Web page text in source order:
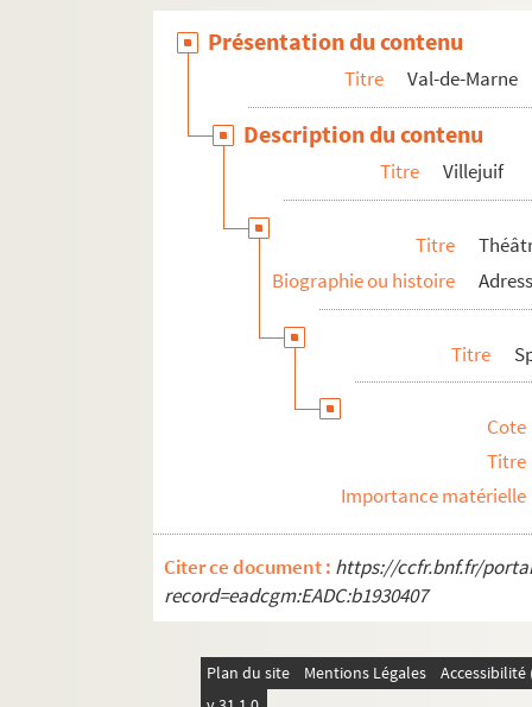
Présentation du contenu
Titre Val-de-Marne
Description du contenu
Titre Villejuif
Titre
Biographie ou histoire
Titre
Cote
Titre
Importance matérielle
Citer ce document : https://ccfr.bnf.fr/
record=eadcgm:EADC:b1930407
Plan du site Mentions Légales